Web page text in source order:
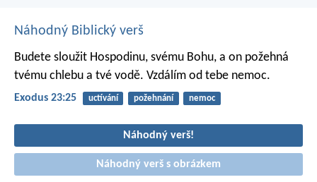
Náhodný Biblický verš
Budete sloužit Hospodinu, svému Bohu, a on požehná
tvému chlebu a tvé vodě. Vzdálím od tebe nemoc.
Exodus 23:25 uctívání požehnání nemoc
Náhodný verš!
Náhodný verš s obrázkem